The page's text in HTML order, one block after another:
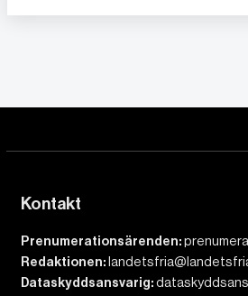
Kontakt
Prenumerationsärenden:
Redaktionen:
Dataskyddsansvarig: